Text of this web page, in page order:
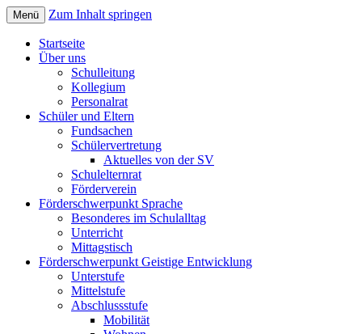
Elisabethschule Friesoythe
Förderschule Lernen, Sprache und
Geistige Entwicklung
Menü Zum Inhalt springen
Startseite
Über uns
Schulleitung
Kollegium
Personalrat
Schüler und Eltern
Fundsachen
Schülervertretung
Aktuelles von der SV
Schulelternrat
Förderverein
Förderschwerpunkt Sprache
Besonderes im Schulalltag
Unterricht
Mittagstisch
Förderschwerpunkt Geistige Entwicklung
Unterstufe
Mittelstufe
Abschlussstufe
Mobilität